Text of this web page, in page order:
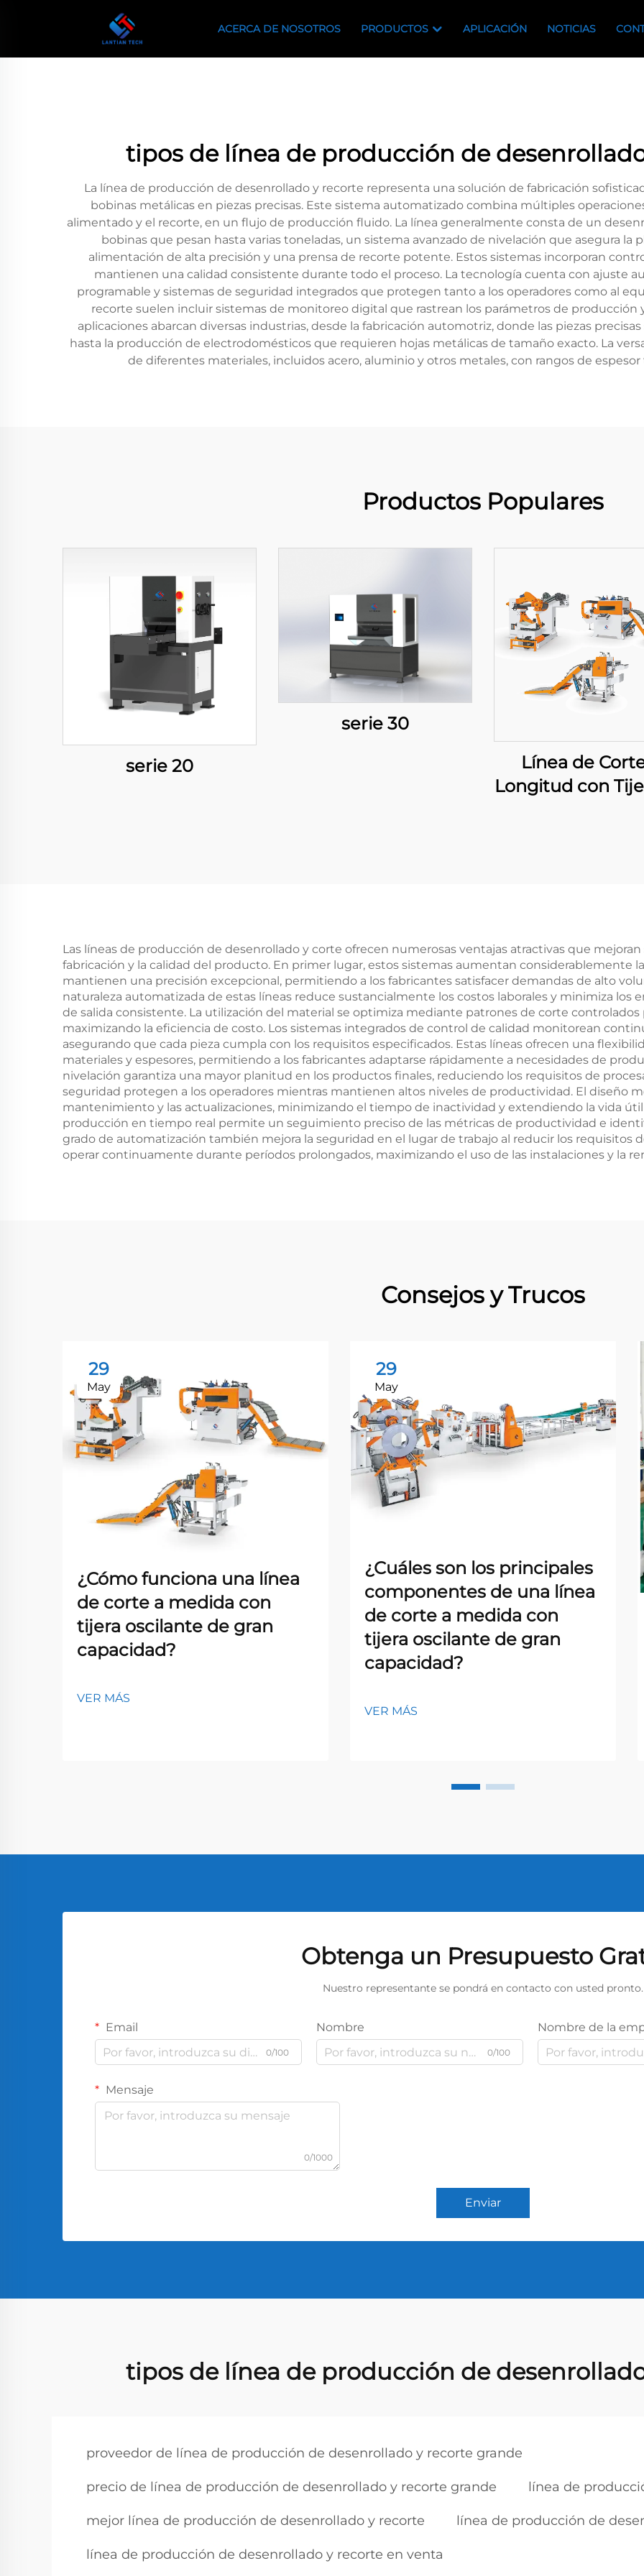
ACERCA DE NOSOTROS PRODUCTOS APLICACIÓN NOTICIAS
tipos de línea de producción de
La línea de producción de desenrollado y recorte representa una solución de fabricación
bobinas metálicas en piezas precisas. Este sistema automatizado combina múltiples
alimentado y el recorte, en un flujo de producción fluido. La línea generalmente consta de un
bobinas que pesan hasta varias toneladas, un sistema avanzado de nivelación que asegura
alimentación de alta precisión y una prensa de recorte potente. Estos sistemas incorporan
mantienen una calidad consistente durante todo el proceso. La tecnología cuenta con ajuste
programable y sistemas de seguridad integrados que protegen tanto a los operadores como al
recorte suelen incluir sistemas de monitoreo digital que rastrean los parámetros de producción
aplicaciones abarcan diversas industrias, desde la fabricación automotriz, donde las piezas
hasta la producción de electrodomésticos que requieren hojas metálicas de tamaño exacto. La
de diferentes materiales, incluidos acero, aluminio y otros metales, con rangos de
Productos Populares
serie 20
serie 30
Línea de
Longitud con
Las líneas de producción de desenrollado y corte ofrecen numerosas ventajas atractivas que
fabricación y la calidad del producto. En primer lugar, estos sistemas aumentan considerablemente
mantienen una precisión excepcional, permitiendo a los fabricantes satisfacer demandas de alto
naturaleza automatizada de estas líneas reduce sustancialmente los costos laborales y minimiza los
de salida consistente. La utilización del material se optimiza mediante patrones de corte
maximizando la eficiencia de costo. Los sistemas integrados de control de calidad monitorean
asegurando que cada pieza cumpla con los requisitos especificados. Estas líneas ofrecen una
materiales y espesores, permitiendo a los fabricantes adaptarse rápidamente a necesidades de
nivelación garantiza una mayor planitud en los productos finales, reduciendo los requisitos de
seguridad protegen a los operadores mientras mantienen altos niveles de productividad. El diseño
mantenimiento y las actualizaciones, minimizando el tiempo de inactividad y extendiendo la vida
producción en tiempo real permite un seguimiento preciso de las métricas de productividad e
grado de automatización también mejora la seguridad en el lugar de trabajo al reducir los requisitos
operar continuamente durante períodos prolongados, maximizando el uso de las instalaciones y la
Consejos y Trucos
29
May
¿Cómo funciona una línea
de corte a medida con
tijera oscilante de gran
capacidad?
VER MÁS
29
May
¿Cuáles son los principales
componentes de una línea
de corte a medida con
tijera oscilante de gran
capacidad?
VER MÁS
Obtenga un Presupuesto
Nuestro representante se pondrá en contacto con usted pronto.
Email
0/100
Nombre
0/100
Nombre de la
Mensaje
0/1000
Enviar
tipos de línea de producción de
proveedor de línea de producción de desenrollado y recorte grande
precio de línea de producción de desenrollado y recorte grande línea de
mejor línea de producción de desenrollado y recorte línea de producción de
línea de producción de desenrollado y recorte en venta